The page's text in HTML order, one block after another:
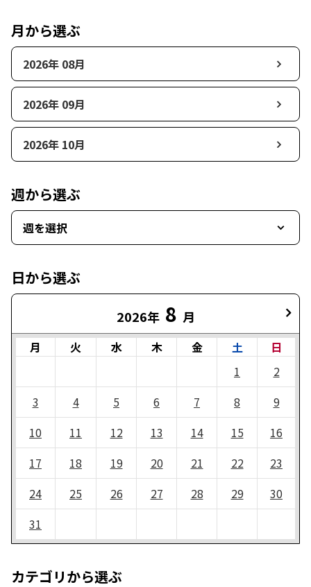
月から選ぶ
2026年 08月
2026年 09月
2026年 10月
週から選ぶ
週を選択
日から選ぶ
2026年 8 月
月 火 水 木 金 土
日
1
2
3
4 5 6 7 8
9
10
11 12 13 14 15
16
17
18 19 20 21 22
23
24
25 26 27 28 29
30
31
カテゴリから選ぶ